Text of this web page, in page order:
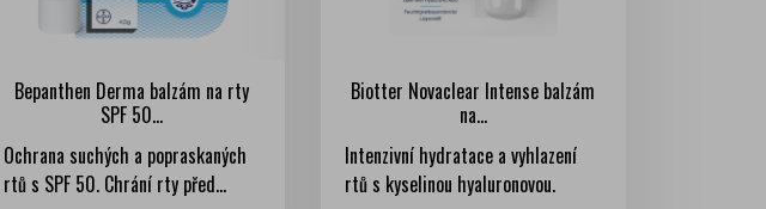
Bepanthen Derma balzám na rty
SPF 50...
Ochrana suchých a popraskaných
rtů s SPF 50. Chrání rty před...
Biotter Novaclear Intense balzám
na...
Intenzivní hydratace a vyhlazení
rtů s kyselinou hyaluronovou.